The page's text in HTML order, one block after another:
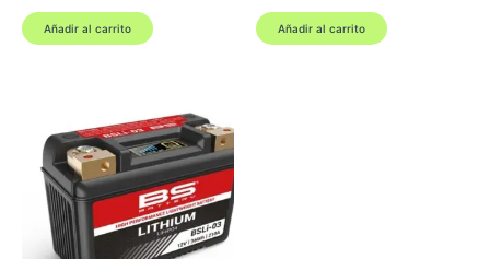
original
era:
actual
es:
Añadir al carrito
original
era:
actual
es:
Añadir al carrito